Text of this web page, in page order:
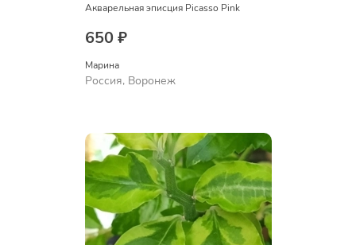
Акварельная эписция Picasso Pink
650 ₽
Марина
Россия, Воронеж